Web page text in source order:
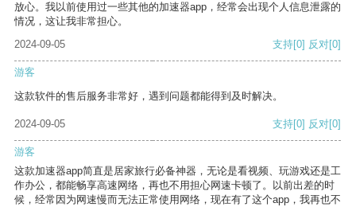
放心。我以前使用过一些其他的加速器app，经常会出现个人信息泄露的
情况，这让我非常担心。
2024-09-05
支持[0] 反对[0]
游客
这款软件的售后服务非常好，遇到问题都能得到及时解决。
2024-09-05 支持[0] 反对[0]
游客
这款加速器app简直是居家旅行必备神器，无论是看视频、玩游戏还是工
作办公，都能畅享高速网络，再也不用担心网速卡顿了。以前出差的时
候，经常因为网速慢而无法正常使用网络，现在有了这个app，我再也不